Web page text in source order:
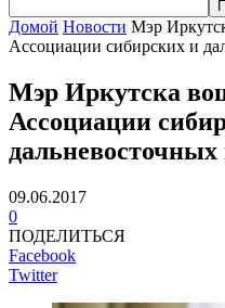
Домой Новости Мэр
Ассоциации сибирских и
Мэр Иркутска
Ассоциации
дальневосточных
09.06.2017
0
ПОДЕЛИТЬСЯ
Facebook
Twitter